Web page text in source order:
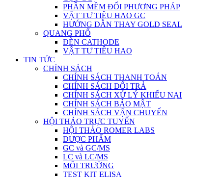
PHẦN MỀM ĐỔI PHƯƠNG PHÁP
VẬT TƯ TIÊU HAO GC
HƯỚNG DẪN THAY GOLD SEAL
QUANG PHỔ
ĐÈN CATHODE
VẬT TƯ TIÊU HAO
TIN TỨC
CHÍNH SÁCH
CHÍNH SÁCH THANH TOÁN
CHÍNH SÁCH ĐỔI TRẢ
CHÍNH SÁCH XỬ LÝ KHIẾU NẠI
CHÍNH SÁCH BẢO MẬT
CHÍNH SÁCH VẬN CHUYỂN
HỘI THẢO TRỰC TUYẾN
HỘI THẢO ROMER LABS
DƯỢC PHẨM
GC và GC/MS
LC và LC/MS
MÔI TRƯỜNG
TEST KIT ELISA